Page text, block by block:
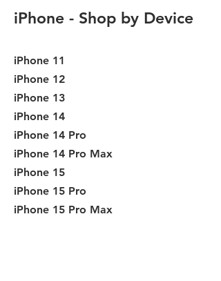
iPhone - Shop by Device
iPhone 11
iPhone 12
iPhone 13
iPhone 14
iPhone 14 Pro
iPhone 14 Pro Max
iPhone 15
iPhone 15 Pro
iPhone 15 Pro Max